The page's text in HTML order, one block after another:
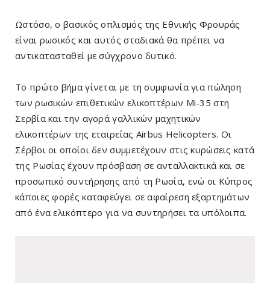
Ωστόσο, ο βασικός οπλισμός της Εθνικής Φρουράς
είναι ρωσικός και αυτός σταδιακά θα πρέπει να
αντικατασταθεί με σύγχρονο δυτικό.
Το πρώτο βήμα γίνεται με τη συμφωνία για πώληση
των ρωσικών επιθετικών ελικοπτέρων Mi-35 στη
Σερβία και την αγορά γαλλικών μαχητικών
ελικοπτέρων της εταιρείας Airbus Helicopters. Οι
Σέρβοι οι οποίοι δεν συμμετέχουν στις κυρώσεις κατά
της Ρωσίας έχουν πρόσβαση σε ανταλλακτικά και σε
προσωπικό συντήρησης από τη Ρωσία, ενώ οι Κύπρος
κάποιες φορές καταφεύγει σε αφαίρεση εξαρτημάτων
από ένα ελικόπτερο για να συντηρήσει τα υπόλοιπα.